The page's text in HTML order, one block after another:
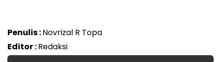
Penulis :Novrizal R Topa
Editor :Redaksi